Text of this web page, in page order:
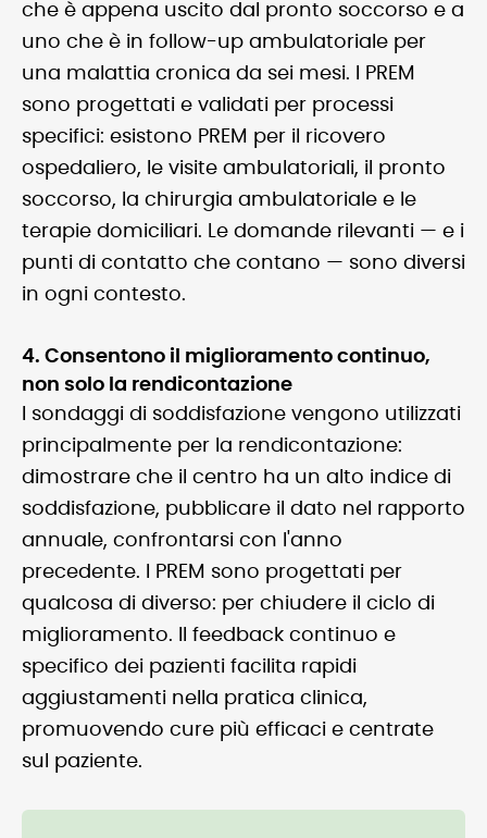
che è appena uscito dal pronto soccorso e a
uno che è in follow-up ambulatoriale per
una malattia cronica da sei mesi. I PREM
sono progettati e validati per processi
specifici: esistono PREM per il ricovero
ospedaliero, le visite ambulatoriali, il pronto
soccorso, la chirurgia ambulatoriale e le
terapie domiciliari. Le domande rilevanti — e i
punti di contatto che contano — sono diversi
in ogni contesto.
4. Consentono il miglioramento continuo,
non solo la rendicontazione
I sondaggi di soddisfazione vengono utilizzati
principalmente per la rendicontazione:
dimostrare che il centro ha un alto indice di
soddisfazione, pubblicare il dato nel rapporto
annuale, confrontarsi con l'anno
precedente. I PREM sono progettati per
qualcosa di diverso: per chiudere il ciclo di
miglioramento. Il feedback continuo e
specifico dei pazienti facilita rapidi
aggiustamenti nella pratica clinica,
promuovendo cure più efficaci e centrate
sul paziente.